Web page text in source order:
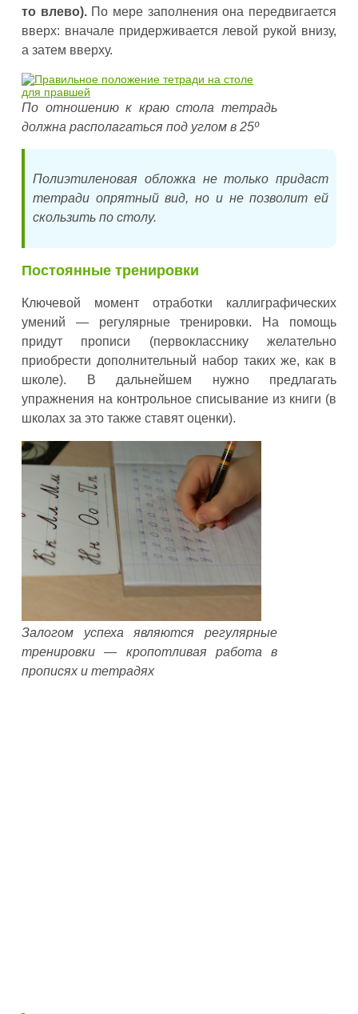
то влево).По мере заполнения она передвигается
вверх: вначале придерживается левой рукой внизу,
а затем вверху.
По отношению к краю стола тетрадь
должна располагаться под углом в 25º
Полиэтиленовая обложка не только придаст
тетради опрятный вид, но и не позволит ей
скользить по столу.
Постоянные тренировки
Ключевой момент отработки каллиграфических
умений — регулярные тренировки. На помощь
придут прописи (первокласснику желательно
приобрести дополнительный набор таких же, как в
школе). В дальнейшем нужно предлагать
упражнения на контрольное списывание из книги (в
школах за это также ставят оценки).
Залогом успеха являются регулярные
тренировки — кропотливая работа в
прописях и тетрадях